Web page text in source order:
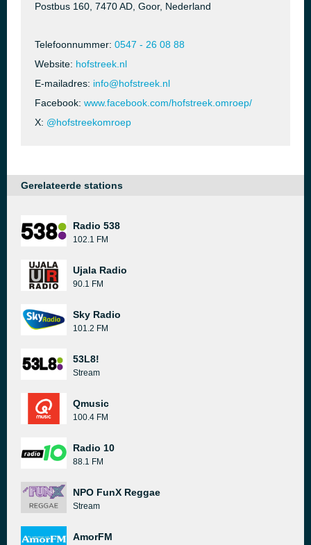
Postbus 160, 7470 AD, Goor, Nederland
Telefoonnummer: 0547 - 26 08 88
Website: hofstreek.nl
E-mailadres: info@hofstreek.nl
Facebook: www.facebook.com/hofstreek.omroep/
X: @hofstreekomroep
Gerelateerde stations
Radio 538
102.1 FM
Ujala Radio
90.1 FM
Sky Radio
101.2 FM
53L8!
Stream
Qmusic
100.4 FM
Radio 10
88.1 FM
NPO FunX Reggae
Stream
AmorFM